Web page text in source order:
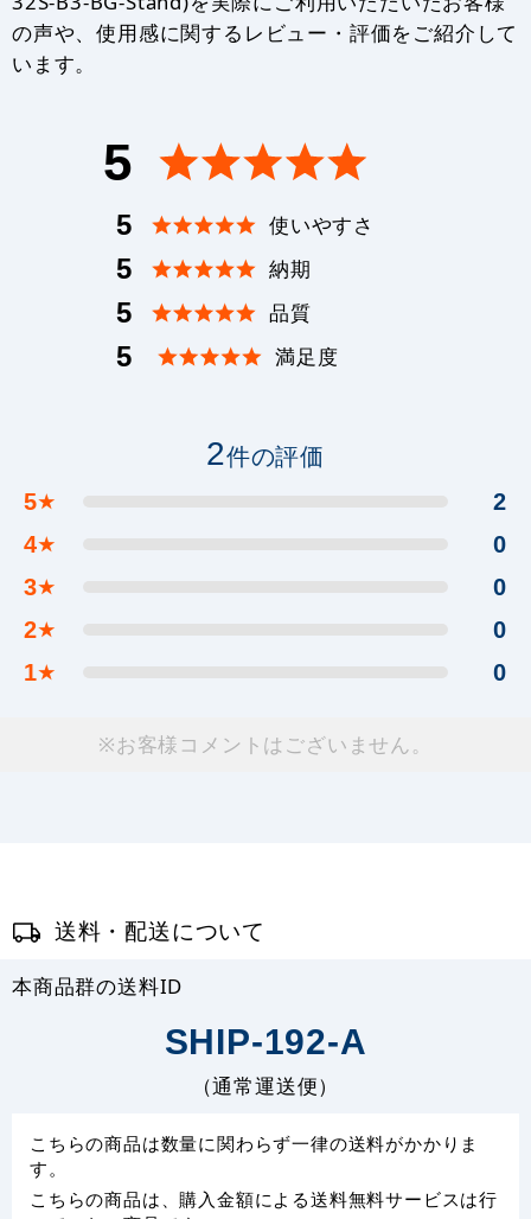
の声や、使用感に関するレビュー・評価をご紹介して
います。
5
5 使いやすさ
5 納期
5 品質
5 満足度
2件の評価
5★
2
4★
0
3★
0
2★
0
1★ 0
※お客様コメントはございません。
送料・配送について
本商品群の送料ID
SHIP-192-A
（通常運送便）
こちらの商品は数量に関わらず一律の送料がかかりま
す。
こちらの商品は、購入金額による送料無料サービスは行